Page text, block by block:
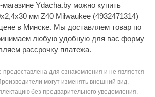
Ydacha.by можно купить
мм Z40 Milwaukee (4932471314)
в Минске. Мы доставляем товар по
любую удобную для вас форму
рассрочку платежа.
для ознакомления и не является
могут изменять внешний вид,
без предварительного уведомления.